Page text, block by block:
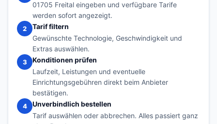
01705 Freital eingeben und verfügbare Tarife
werden sofort angezeigt.
2
Tarif filtern
Gewünschte Technologie, Geschwindigkeit und
Extras auswählen.
3
Konditionen prüfen
Laufzeit, Leistungen und eventuelle
Einrichtungsgebühren direkt beim Anbieter
bestätigen.
4
Unverbindlich bestellen
Tarif auswählen oder abbrechen. Alles passiert ganz